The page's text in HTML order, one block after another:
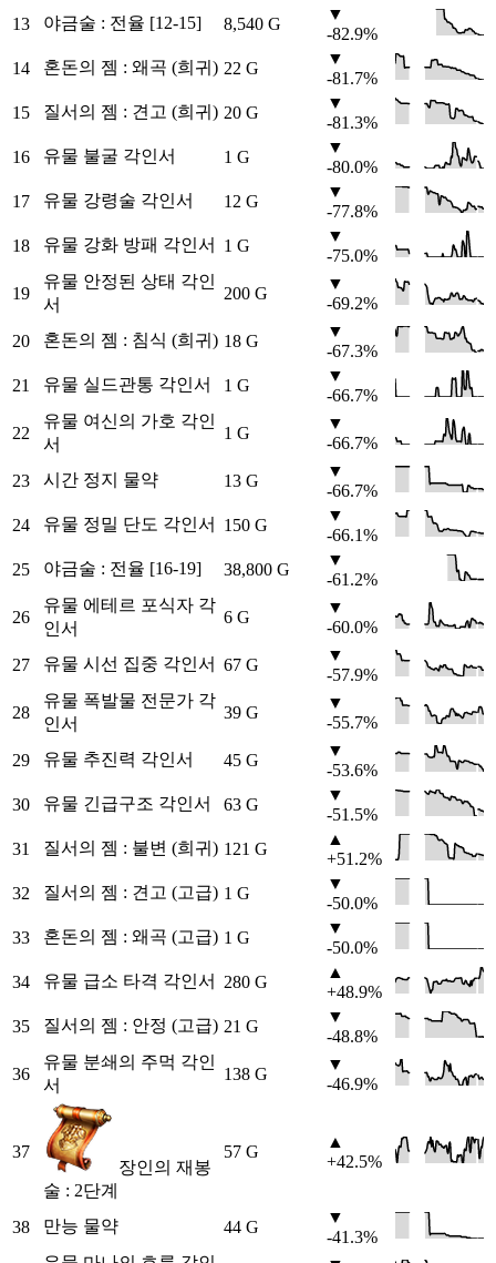
13
야금술 : 전율 [12-15] 8,540 G
▼
-82.9%
14
혼돈의 젬 : 왜곡 (희귀) 22 G
▼
-81.7%
15
질서의 젬 : 견고 (희귀) 20 G
▼
-81.3%
16
유물 불굴 각인서 1 G
▼
-80.0%
17
유물 강령술 각인서 12 G
▼
-77.8%
18
유물 강화 방패 각인서 1 G
▼
-75.0%
19
유물 안정된 상태 각인
서
200 G
▼
-69.2%
20
혼돈의 젬 : 침식 (희귀) 18 G
▼
-67.3%
21
유물 실드관통 각인서 1 G
▼
-66.7%
22
유물 여신의 가호 각인
서
1 G
▼
-66.7%
23
시간 정지 물약 13 G
▼
-66.7%
24
유물 정밀 단도 각인서 150 G
▼
-66.1%
25
야금술 : 전율 [16-19] 38,800 G
▼
-61.2%
26
유물 에테르 포식자 각
인서
6 G
▼
-60.0%
27
유물 시선 집중 각인서 67 G
▼
-57.9%
28
유물 폭발물 전문가 각
인서
39 G
▼
-55.7%
29
유물 추진력 각인서 45 G
▼
-53.6%
30
유물 긴급구조 각인서 63 G
▼
-51.5%
31
질서의 젬 : 불변 (희귀) 121 G
▲
+51.2%
32
질서의 젬 : 견고 (고급) 1 G
▼
-50.0%
33
혼돈의 젬 : 왜곡 (고급) 1 G
▼
-50.0%
34
유물 급소 타격 각인서 280 G
▲
+48.9%
35
질서의 젬 : 안정 (고급) 21 G
▼
-48.8%
36
유물 분쇄의 주먹 각인
서
138 G
▼
-46.9%
37
장인의 재봉
술 : 2단계
57 G
▲
+42.5%
38 만능 물약 44 G
▼
-41.3%